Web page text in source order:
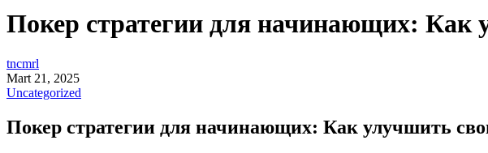
Покер стратегии для начинающих: Как
tncmrl
Mart 21, 2025
Uncategorized
Покер стратегии для начинающих: Как улучшить